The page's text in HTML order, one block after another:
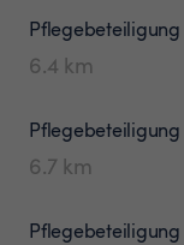
Pflegebeteiligung
6.4 km
Pflegebeteiligung
6.7 km
Pflegebeteiligung